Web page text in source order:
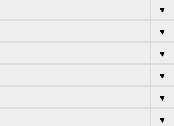
▼
▼
▼
▼
▼
▼